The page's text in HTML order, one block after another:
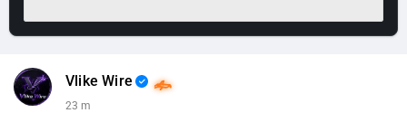
Vlike Wire
23 m